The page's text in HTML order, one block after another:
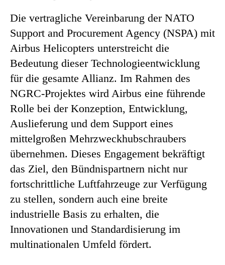
Die vertragliche Vereinbarung der NATO
Support and Procurement Agency (NSPA) mit
Airbus Helicopters unterstreicht die
Bedeutung dieser Technologieentwicklung
für die gesamte Allianz. Im Rahmen des
NGRC-Projektes wird Airbus eine führende
Rolle bei der Konzeption, Entwicklung,
Auslieferung und dem Support eines
mittelgroßen Mehrzweckhubschraubers
übernehmen. Dieses Engagement bekräftigt
das Ziel, den Bündnispartnern nicht nur
fortschrittliche Luftfahrzeuge zur Verfügung
zu stellen, sondern auch eine breite
industrielle Basis zu erhalten, die
Innovationen und Standardisierung im
multinationalen Umfeld fördert.